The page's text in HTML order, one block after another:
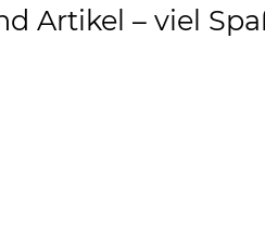
Artikel – viel